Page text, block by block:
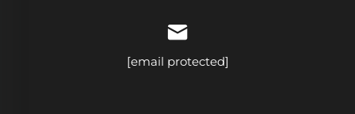
[email protected]